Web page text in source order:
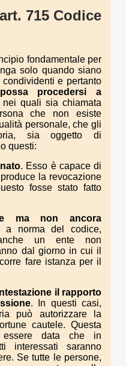
715 Codice
fondamentale per
solo quando siano
e pertanto
procedersi a
quali sia chiamata
che non esiste
personale, che gli
sia oggetto di
questi:
. Esso è capace di
la revocazione
fosse stato fatto
ma non ancora
a norma del codice,
un ente non
dal giorno in cui il
fare istanza per il
il rapporto
. In questi casi,
può autorizzare la
cautele. Questa
essere data che in
interessati saranno
Se tutte le persone,